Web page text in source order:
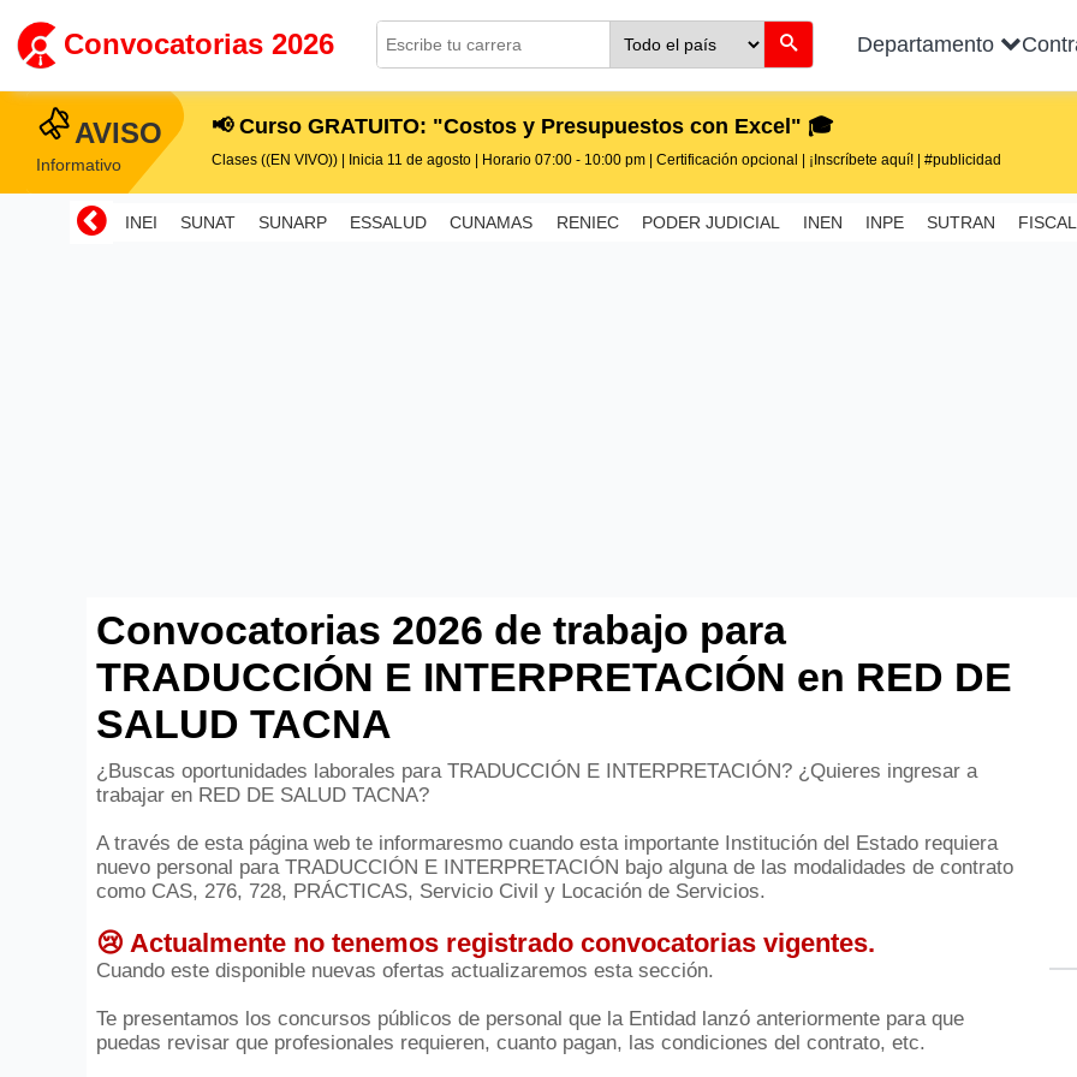
Convocatorias 2026 Departamento
AVISO
Informativo
📢 Curso GRATUITO: "Costos y Presupuestos con Excel" 🎓
Clases ((EN VIVO)) | Inicia 11 de agosto | Horario 07:00 - 10:00 pm | Certificación opcional | ¡Inscríbete aquí! | #publicidad
INEI SUNAT SUNARP ESSALUD CUNAMAS RENIEC PODER JUDICIAL INEN INPE SUTRAN
Convocatorias 2026 de trabajo para
TRADUCCIÓN E INTERPRETACIÓN en RED DE
SALUD TACNA
¿Buscas oportunidades laborales para TRADUCCIÓN E INTERPRETACIÓN? ¿Quieres ingresar a
trabajar en RED DE SALUD TACNA?
A través de esta página web te informaresmo cuando esta importante Institución del Estado requiera
nuevo personal para TRADUCCIÓN E INTERPRETACIÓN bajo alguna de las modalidades de contrato
como CAS, 276, 728, PRÁCTICAS, Servicio Civil y Locación de Servicios.
😢 Actualmente no tenemos registrado convocatorias vigentes.
Cuando este disponible nuevas ofertas actualizaremos esta sección.
Te presentamos los concursos públicos de personal que la Entidad lanzó anteriormente para que
puedas revisar que profesionales requieren, cuanto pagan, las condiciones del contrato, etc.